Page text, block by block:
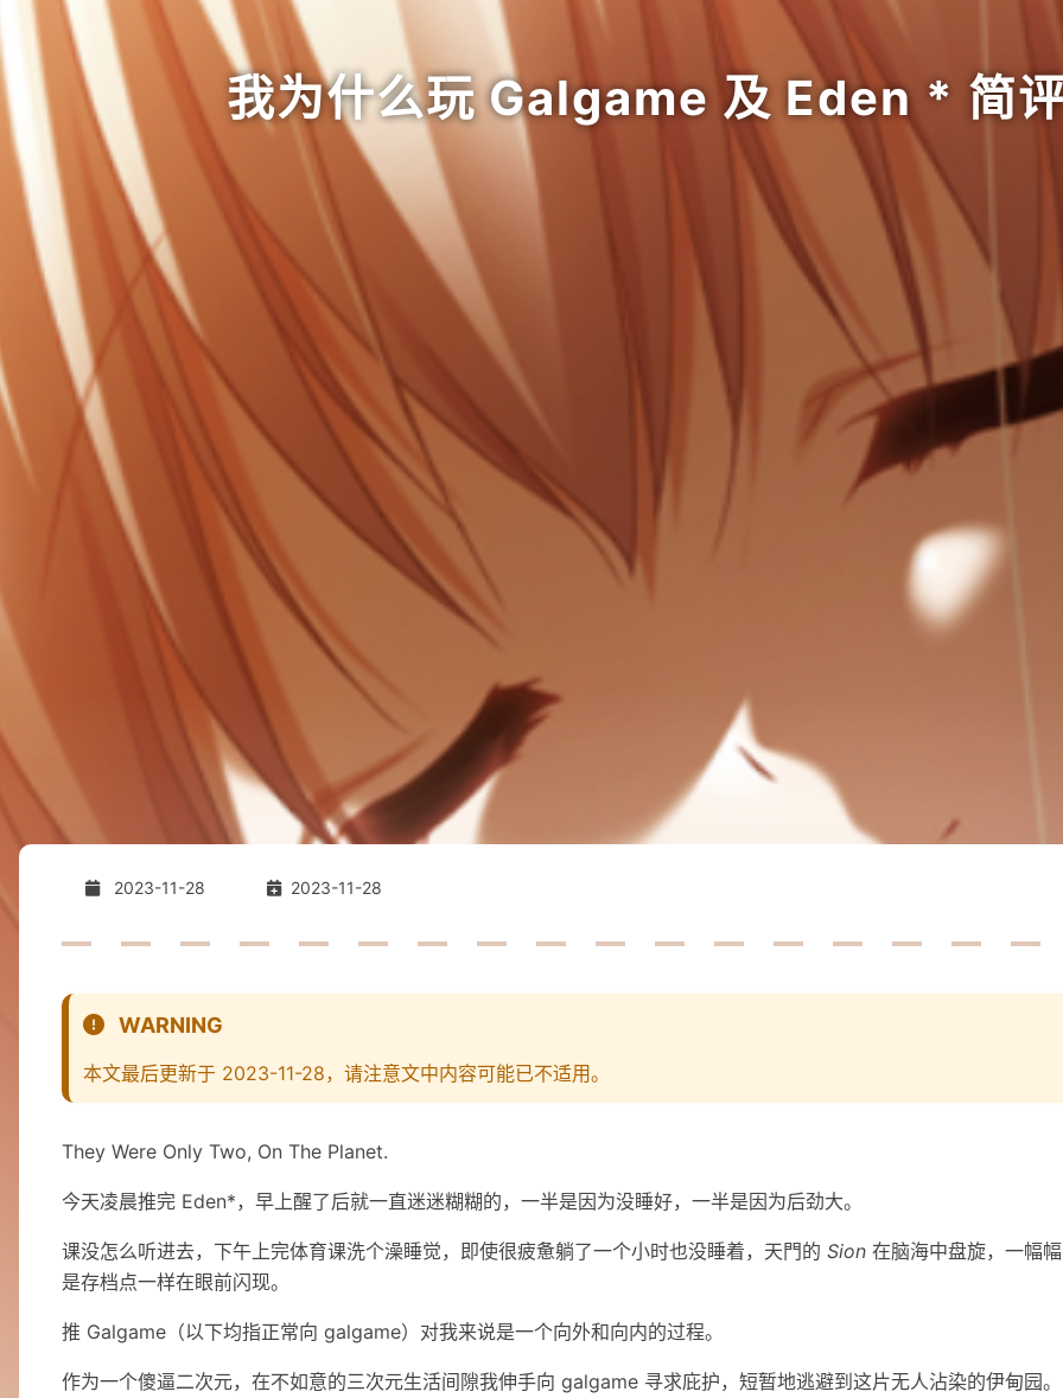
我为什么玩 Galgame 及 Eden * 简
2023-11-28 2023-11-28
WARNING
本文最后更新于 2023-11-28，请注意文中内容可能已不适用。
They Were Only Two, On The Planet.
今天凌晨推完 Eden*，早上醒了后就一直迷迷糊糊的，一半是因为没睡好，一半是因为后劲大。
课没怎么听进去，下午上完体育课洗个澡睡觉，即使很疲惫躺了一个小时也没睡着，天門的 Sion 在脑海中盘旋，一幅
是存档点一样在眼前闪现。
推 Galgame（以下均指正常向 galgame）对我来说是一个向外和向内的过程。
作为一个傻逼二次元，在不如意的三次元生活间隙我伸手向 galgame 寻求庇护，短暂地逃避到这片无人沾染的伊甸园